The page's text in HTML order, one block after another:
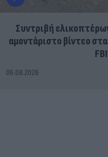
Συντριβή
αμοντάριστο βίντεο
06.08.2026